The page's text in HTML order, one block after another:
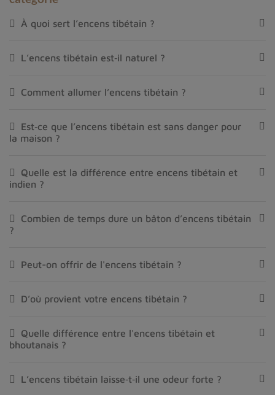
À quoi sert l’encens tibétain ?
L’encens tibétain est‑il naturel ?
Comment allumer l’encens tibétain ?
Est‑ce que l’encens tibétain est sans danger pour
la maison ?
Quelle est la différence entre encens tibétain et
indien ?
Combien de temps dure un bâton d’encens tibétain
?
Peut-on offrir de l'encens tibétain ?
D’où provient votre encens tibétain ?
Quelle différence entre l'encens tibétain et
bhoutanais ?
L’encens tibétain laisse‑t‑il une odeur forte ?